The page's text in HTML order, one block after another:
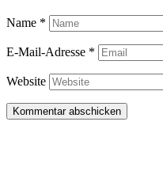
Name *
E-Mail-Adresse *
Website